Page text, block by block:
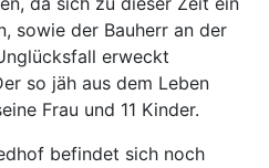
sowie der Bauherr an der
erweckt
so jäh aus dem Leben
Frau und 11 Kinder.
befindet sich noch